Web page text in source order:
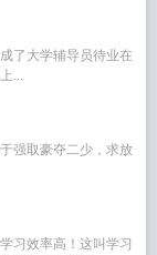
了大学辅导员待业在
...
强取豪夺二少，求放
习效率高！这叫学习